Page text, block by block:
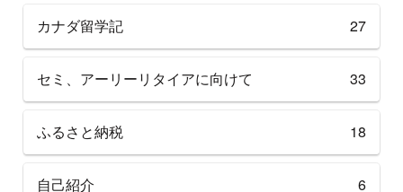
カナダ留学記 27
セミ、アーリーリタイアに向けて 33
ふるさと納税 18
自己紹介 6